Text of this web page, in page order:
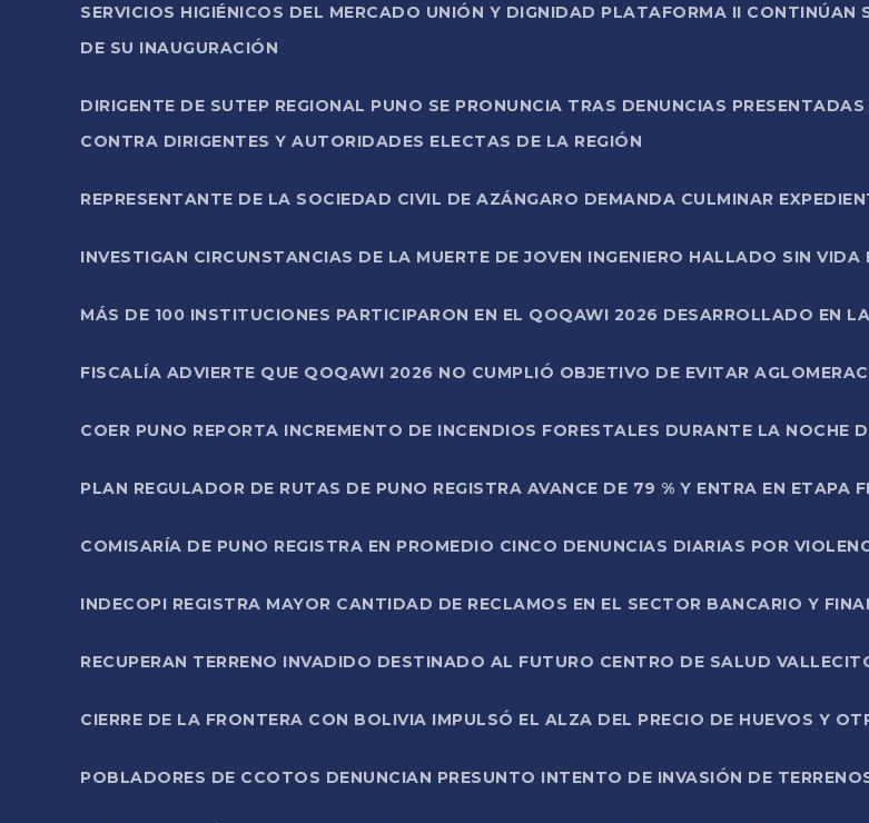
SERVICIOS HIGIÉNICOS DEL MERCADO UNIÓN Y DIGNIDAD PLATAFORMA II CONTINÚAN
DE SU INAUGURACIÓN
DIRIGENTE DE SUTEP REGIONAL PUNO SE PRONUNCIA TRAS DENUNCIAS
CONTRA DIRIGENTES Y AUTORIDADES ELECTAS DE LA REGIÓN
REPRESENTANTE DE LA SOCIEDAD CIVIL DE AZÁNGARO DEMANDA CULMINAR
INVESTIGAN CIRCUNSTANCIAS DE LA MUERTE DE JOVEN INGENIERO HALLADO SIN
MÁS DE 100 INSTITUCIONES PARTICIPARON EN EL QOQAWI 2026 DESARROLLADO EN
FISCALÍA ADVIERTE QUE QOQAWI 2026 NO CUMPLIÓ OBJETIVO DE EVITAR
COER PUNO REPORTA INCREMENTO DE INCENDIOS FORESTALES DURANTE LA NOCHE
PLAN REGULADOR DE RUTAS DE PUNO REGISTRA AVANCE DE 79 % Y ENTRA EN ETAPA
COMISARÍA DE PUNO REGISTRA EN PROMEDIO CINCO DENUNCIAS DIARIAS POR
INDECOPI REGISTRA MAYOR CANTIDAD DE RECLAMOS EN EL SECTOR BANCARIO Y
RECUPERAN TERRENO INVADIDO DESTINADO AL FUTURO CENTRO DE SALUD
CIERRE DE LA FRONTERA CON BOLIVIA IMPULSÓ EL ALZA DEL PRECIO DE HUEVOS Y
POBLADORES DE CCOTOS DENUNCIAN PRESUNTO INTENTO DE INVASIÓN DE